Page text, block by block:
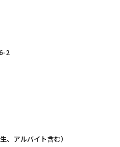
2
、アルバイト含む）